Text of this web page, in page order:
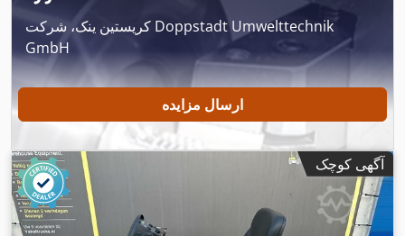
کریستین ینک، شرکت Doppstadt Umwelttechnik
GmbH
ارسال مزایده
آگهی کوچک